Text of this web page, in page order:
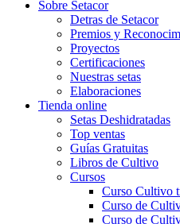
Sobre Setacor
Detras de Setacor
Premios y
Proyectos
Certificaciones
Nuestras setas
Elaboraciones
Tienda online
Setas Deshidratadas
Top ventas
Guías Gratuitas
Libros de Cultivo
Cursos
Curso Cultivo
Curso de
Curso de